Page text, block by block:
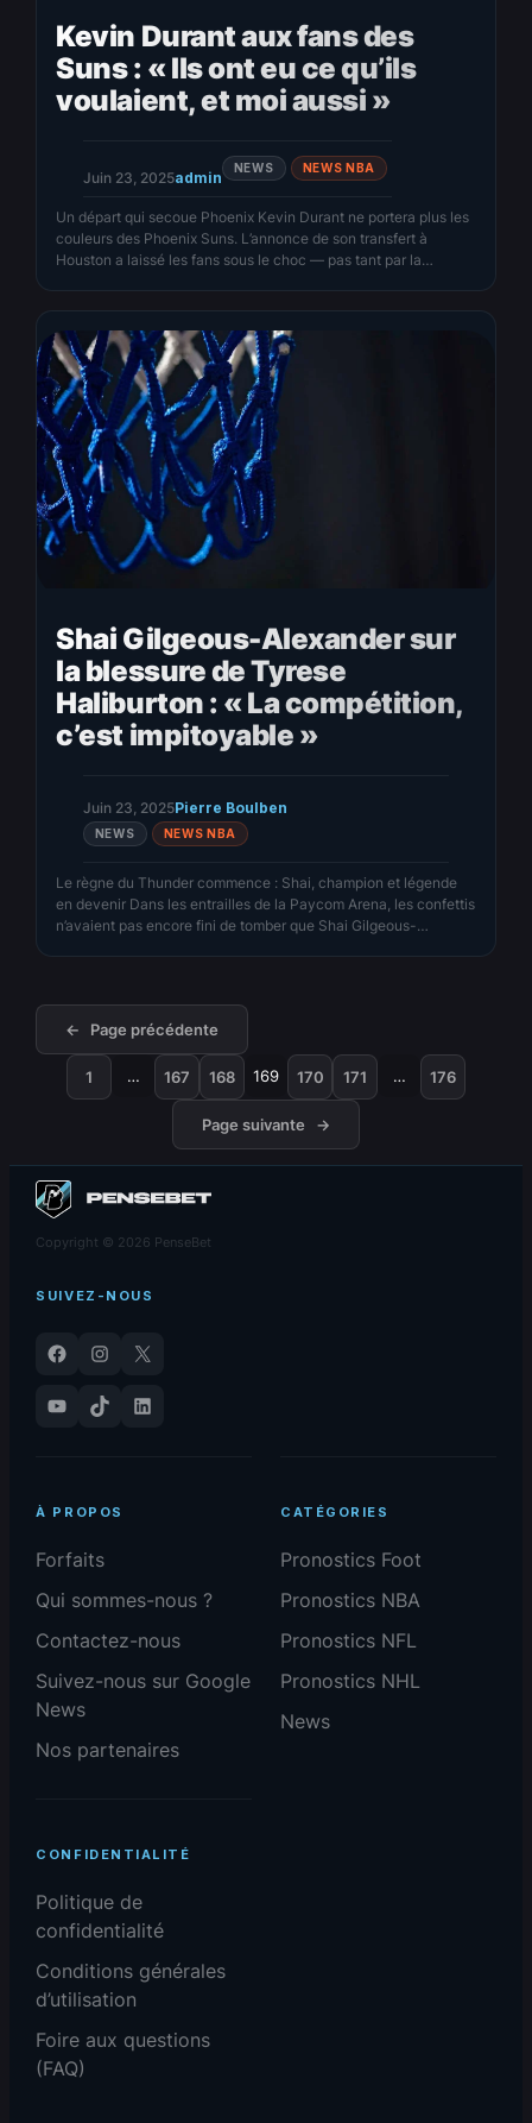
Kevin Durant aux fans des
Suns : « Ils ont eu ce qu’ils
voulaient, et moi aussi »
Juin 23, 2025admin
NEWS NEWS NBA
Un départ qui secoue Phoenix Kevin Durant ne portera plus les
couleurs des Phoenix Suns. L’annonce de son transfert à
Houston a laissé les fans sous le choc — pas tant par la
Shai Gilgeous-Alexander sur
la blessure de Tyrese
Haliburton : « La compétition,
c’est impitoyable »
Juin 23, 2025Pierre Boulben
NEWS NEWS NBA
Le règne du Thunder commence : Shai, champion et légende
en devenir Dans les entrailles de la Paycom Arena, les confettis
n’avaient pas encore fini de tomber que Shai Gilgeous-
← Page précédente
1 … 167 168 169 170 171 … 176
Page suivante →
Copyright © 2026 PenseBet
SUIVEZ-NOUS
Facebook Instagram
X
YouTube
TikTok LinkedIn
À PROPOS
Forfaits
Qui sommes-nous ?
Contactez-nous
Suivez-nous sur Google
News
Nos partenaires
CATÉGORIES
Pronostics Foot
Pronostics NBA
Pronostics NFL
Pronostics NHL
News
CONFIDENTIALITÉ
Politique de
confidentialité
Conditions générales
d’utilisation
Foire aux questions
(FAQ)